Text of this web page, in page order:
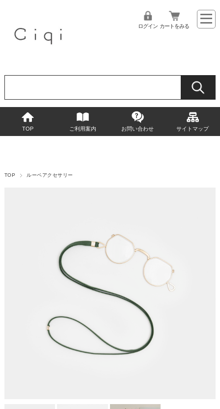
ログイン カートをみる
TOP ご利用案内 お問い合わせ サイトマップ
TOP ルーペアクセサリー